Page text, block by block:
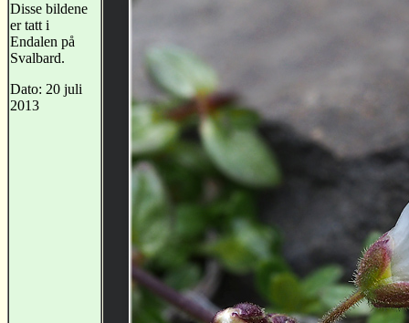
Disse bildene
er tatt i
Endalen på
Svalbard.
Dato: 20 juli
2013